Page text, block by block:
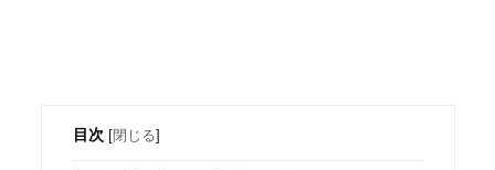
目次 [閉じる]